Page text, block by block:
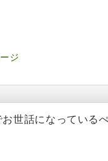
ジ
世話になっている